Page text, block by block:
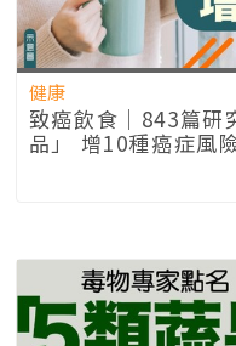
健康
致癌飲食｜843篇研
品」 增10種癌症風